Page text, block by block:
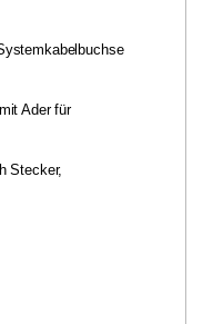
Ader für
Stecker,